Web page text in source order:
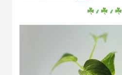
⸙
⸙